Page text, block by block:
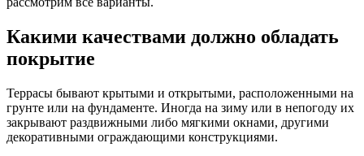
Какими качествами должно обладать
покрытие
Террасы бывают крытыми и открытыми, расположенными на
грунте или на фундаменте. Иногда на зиму или в непогоду их
закрывают раздвижными либо мягкими окнами, другими
декоративными ограждающими конструкциями.